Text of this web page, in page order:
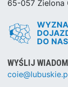
65-057 Zielona
DO
WYŚLIJ